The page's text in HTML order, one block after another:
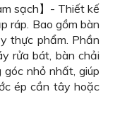
sạch】- Thiết kế
ráp. Bao gồm bàn
thực phẩm. Phần
rửa bát, bàn chải
nhỏ nhất, giúp
ép cần tây hoặc